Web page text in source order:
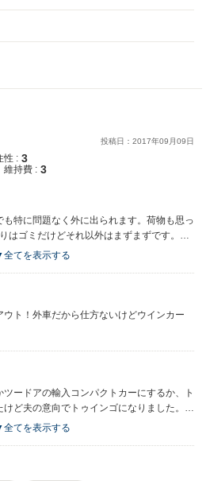
投稿日： 2017年09 月09日
性 : 3
維持費 : 3
特に問題なく外に出られます。荷物も思っ
はゴミだけどそれ以外はまずまずです。小
しいです。
てを表示する
ト！外車だから仕方ないけどウインカー
ードアの輸入コンパクトカーにするか、ト
ど夫の意向でトゥインゴになりました。キ
くのでそれだけでいいと夫は言ってます。
てを表示する